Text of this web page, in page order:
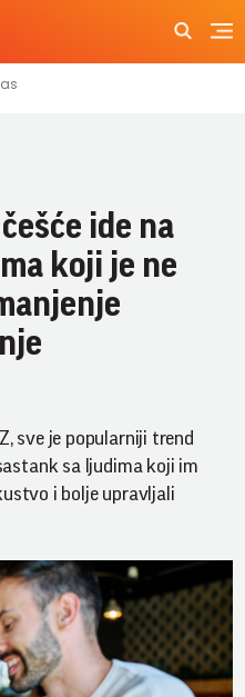
ide na
koji je ne
sve je popularniji trend
sa ljudima koji im
i bolje upravljali